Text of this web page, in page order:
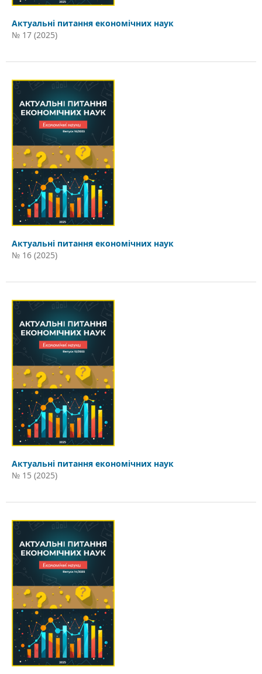
Актуальні питання економічних наук
№ 17 (2025)
Актуальні питання економічних наук
№ 16 (2025)
Актуальні питання економічних наук
№ 15 (2025)